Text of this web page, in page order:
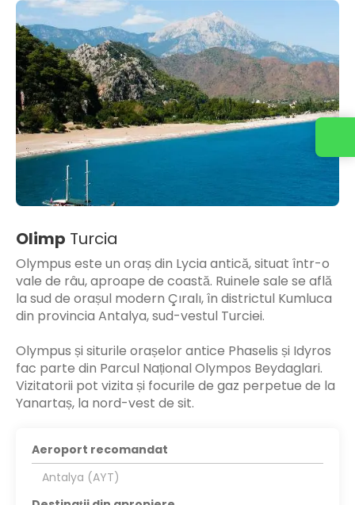
Olimp Turcia
Olympus este un oraș din Lycia antică, situat într-o
vale de râu, aproape de coastă. Ruinele sale se află
la sud de orașul modern Çıralı, în districtul Kumluca
din provincia Antalya, sud-vestul Turciei.
Olympus și siturile orașelor antice Phaselis și Idyros
fac parte din Parcul Național Olympos Beydaglari.
Vizitatorii pot vizita și focurile de gaz perpetue de la
Yanartaș, la nord-vest de sit.
Aeroport recomandat
Antalya (AYT)